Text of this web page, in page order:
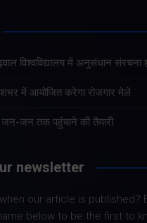
विश्वविद्यालय में अनुसंधान संरचना
में आयोजित करेगा रोजगार मेले
जन-जन तक पहुंचाने की तैयारी
newsletter
our article is published?
below to be the first to